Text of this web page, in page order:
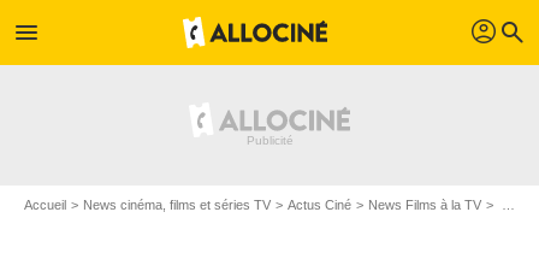
menu profil search
Accueil News cinéma, films et séries TV Actus Ciné News Films à la TV